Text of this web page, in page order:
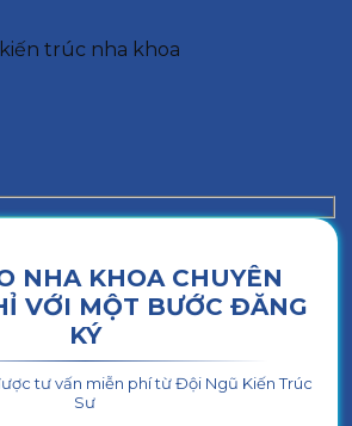
NHA KHOA CHUYÊN
VỚI MỘT BƯỚC ĐĂNG
KÝ
tư vấn miễn phí từ Đội Ngũ Kiến Trúc
Sư